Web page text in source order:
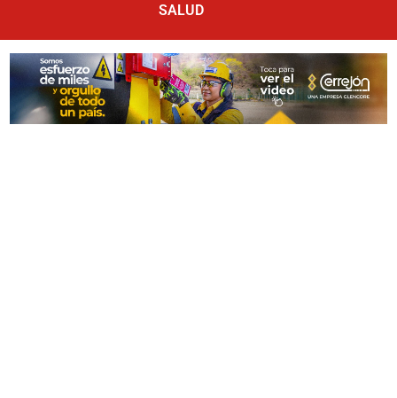
SALUD